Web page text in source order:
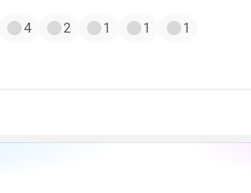
4 2 1 1 1